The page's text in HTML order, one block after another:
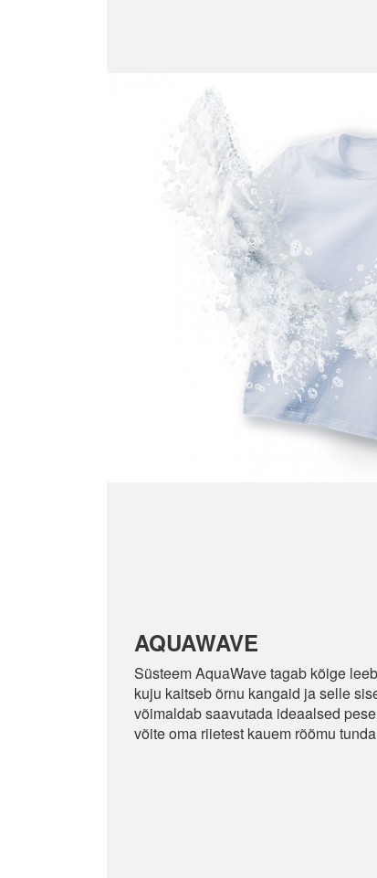
AQUAWAVE
Süsteem AquaWave tagab kõige
kuju kaitseb õrnu kangaid ja selle
võimaldab saavutada ideaalsed
võite oma riietest kauem rõõmu